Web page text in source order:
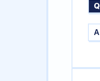
Q
A